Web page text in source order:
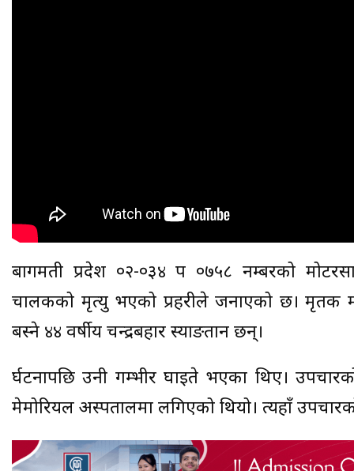
बागमती प्रदेश ०२-०३४ प ०७५८ नम्बरको
चालकको मृत्यु भएको प्रहरीले जनाएको छ। मृतक
बस्ने ४४ वर्षीय चन्द्रबहादुर स्याङतान छन्।
दुर्घटनापछि उनी गम्भीर घाइते भएका थिए।
मेमोरियल अस्पतालमा लगिएको थियो। त्यहाँ